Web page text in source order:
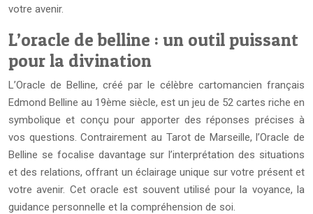
votre avenir.
L’oracle de belline : un outil puissant
pour la divination
L’Oracle de Belline, créé par le célèbre cartomancien français
Edmond Belline au 19ème siècle, est un jeu de 52 cartes riche en
symbolique et conçu pour apporter des réponses précises à
vos questions. Contrairement au Tarot de Marseille, l’Oracle de
Belline se focalise davantage sur l’interprétation des situations
et des relations, offrant un éclairage unique sur votre présent et
votre avenir. Cet oracle est souvent utilisé pour la voyance, la
guidance personnelle et la compréhension de soi.